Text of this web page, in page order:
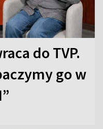
do TVP.
go w